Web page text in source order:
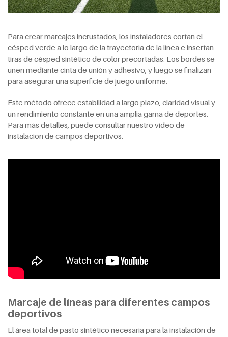
Para crear marcajes incrustados, los instaladores cortan el
césped verde a lo largo de la trayectoria de la línea e insertan
tiras de césped sintético de color precortadas. Los bordes se
unen mediante cinta de unión y adhesivo, y luego se finalizan
para asegurar una superficie de juego uniforme.
Este método ofrece estabilidad a largo plazo, claridad visual y
un rendimiento constante en una amplia gama de deportes.
Para más detalles, puede consultar nuestro vídeo de
instalación de campos deportivos.
Marcaje de líneas para diferentes campos
deportivos
El área total de pasto sintético necesaria para la instalación de